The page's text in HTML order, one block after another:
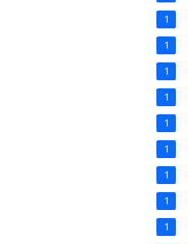
1
1
1
1
1
1
1
1
1